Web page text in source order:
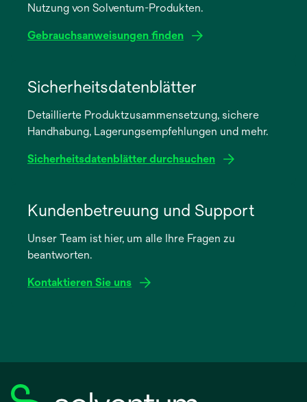
Nutzung von Solventum-Produkten.
Gebrauchsanweisungen finden
neuen
Registerkarte
Sicherheitsdatenblätter
Detaillierte Produktzusammensetzung, sichere
Handhabung, Lagerungsempfehlungen und mehr.
Sicherheitsdatenblätter durchsuchen
neuen
Registerkarte
Kundenbetreuung und Support
Unser Team ist hier, um alle Ihre Fragen zu
beantworten.
Kontaktieren Sie uns